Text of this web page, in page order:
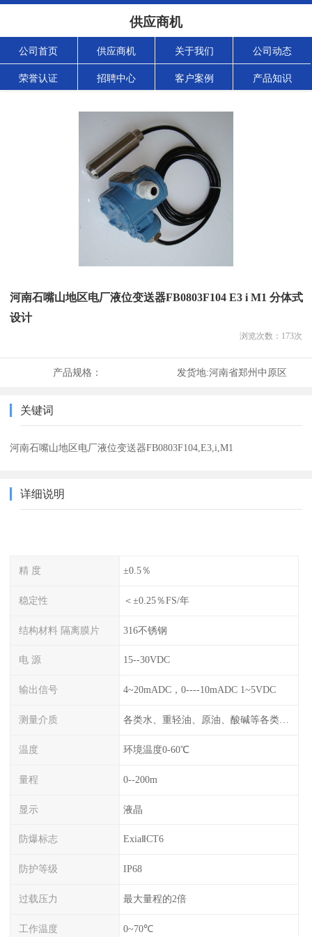
供应商机
公司首页 供应商机 关于我们 公司动态
荣誉认证 招聘中心 客户案例 产品知识
河南石嘴山地区电厂液位变送器FB0803F104 E3 i M1 分体式
设计
浏览次数： 173次
产品规格： 发货地:河南省郑州中原区
关键词
河南石嘴山地区电厂液位变送器FB0803F104,E3,i,M1
详细说明
精 度 ±0.5％
稳定性 ＜±0.25％FS/年
结构材料 隔离膜片 316不锈钢
电 源 15--30VDC
输出信号 4~20mADC，0----10mADC 1~5VDC
测量介质 各类水、重轻油、原油、酸碱等各类腐蚀液
温度 环境温度0-60℃
量程 0--200m
显示 液晶
防爆标志 ExiaⅡCT6
防护等级 IP68
过载压力 最大量程的2倍
工作温度 0~70℃